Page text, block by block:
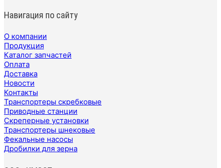
Навигация по сайту
О компании
Продукция
Каталог запчастей
Оплата
Доставка
Новости
Контакты
Транспортеры скребковые
Приводные станции
Скреперные установки
Транспортеры шнековые
Фекальные насосы
Дробилки для зерна